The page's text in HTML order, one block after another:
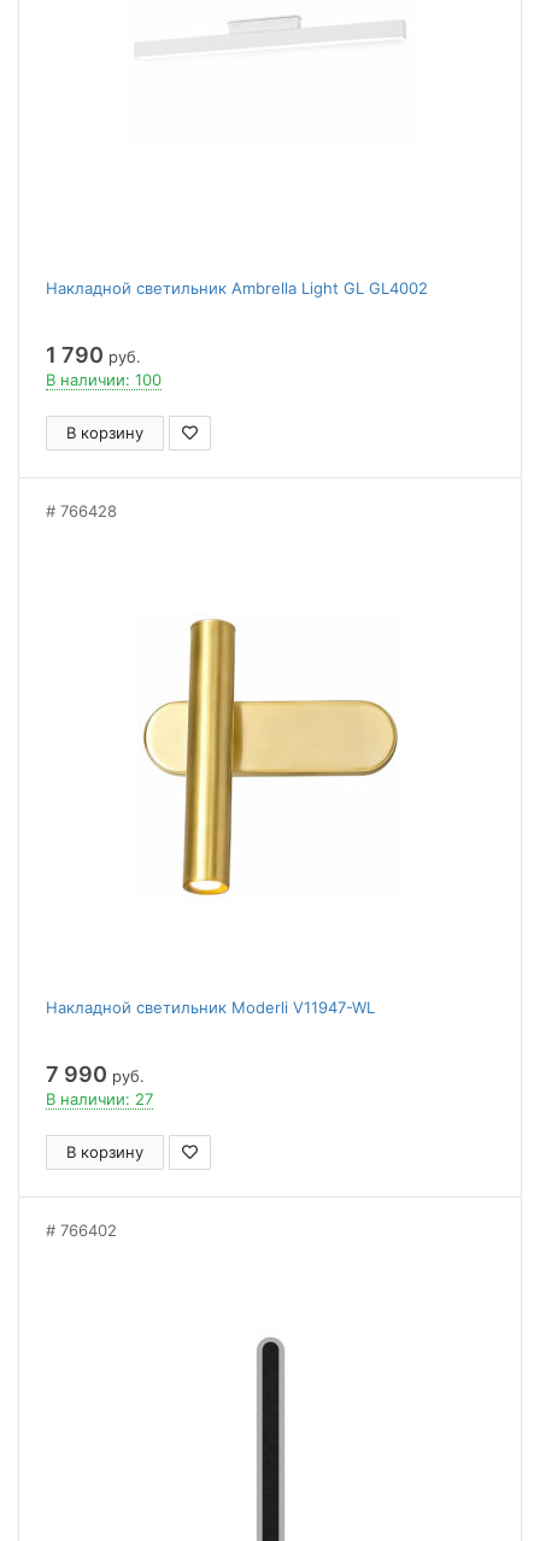
Накладной светильник Ambrella Light GL GL4002
1 790 руб.
В наличии: 100
В корзину
766428
Накладной светильник Moderli V11947-WL
7 990 руб.
В наличии: 27
В корзину
766402